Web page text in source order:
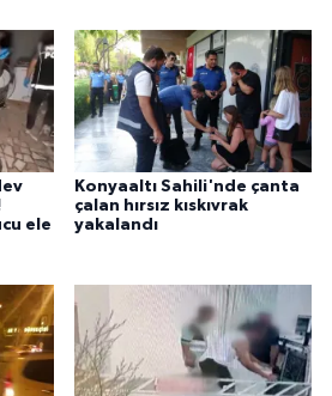
ele
Konyaaltı Sahili'nde çanta
çalan hırsız kıskıvrak
yakalandı